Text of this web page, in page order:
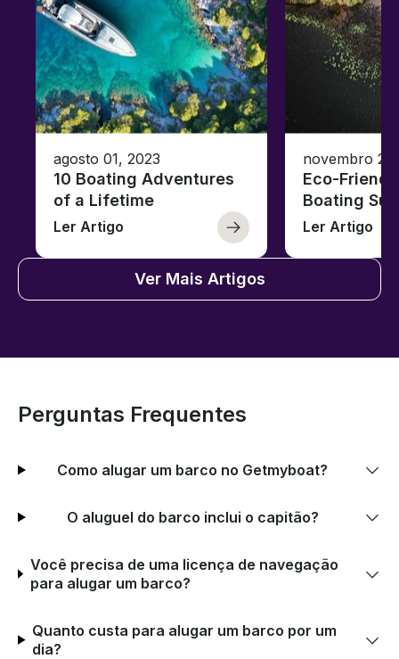
agosto 01, 2023
10 Boating Adventures
of a Lifetime
Ler Artigo
novembro
Eco-
Boating
Ler Artigo
Ver Mais Artigos
Perguntas Frequentes
Como alugar um barco no Getmyboat?
O aluguel do barco inclui o capitão?
Você precisa de uma licença de navegação
para alugar um barco?
Quanto custa para alugar um barco por um
dia?